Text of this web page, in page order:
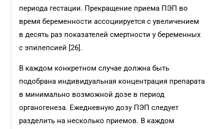
периода гестации. Прекращение приема ПЭП во
время беременности ассоциируется с увеличением
в десять раз показателей смертности у беременных
с эпилепсией [26].
В каждом конкретном случае должна быть
подобрана индивидуальная концентрация препарата
в минимально возможной дозе в период
органогенеза. Ежедневную дозу ПЭП следует
разделить на несколько приемов. В каждом